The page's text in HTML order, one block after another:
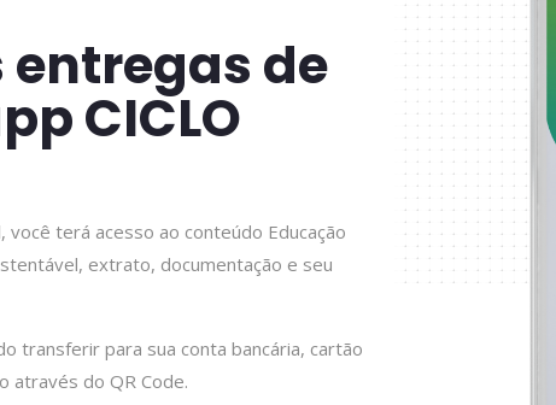
entregas de
CICLO
terá acesso ao conteúdo Educação
extrato, documentação e seu
transferir para sua conta bancária, cartão
através do QR Code.